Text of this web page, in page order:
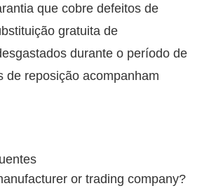
que cobre defeitos de
gratuita de
durante o período de
de reposição acompanham
or trading company?